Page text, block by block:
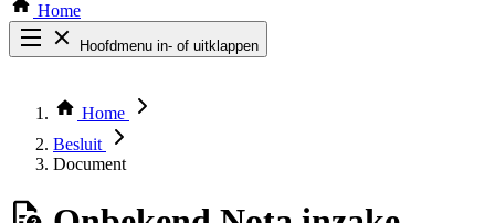
Home
Hoofdmenu in- of uitklappen
Thema COVID-19
Bekijk per bestuursorgaan
Home
Besluit
Document